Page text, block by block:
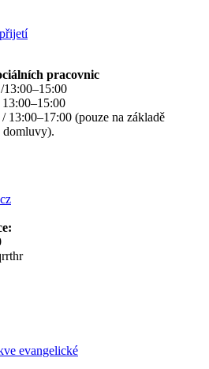
pracovnic
13:00–15:00
13:00–17:00 (pouze na základě
domluvy).
evangelické